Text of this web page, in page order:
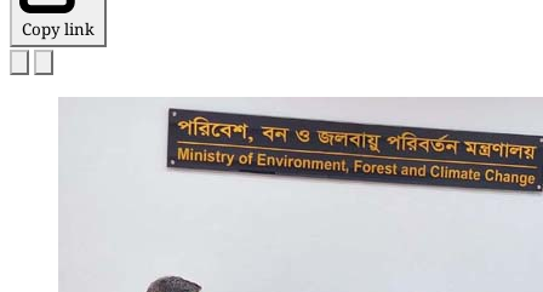
Copy link